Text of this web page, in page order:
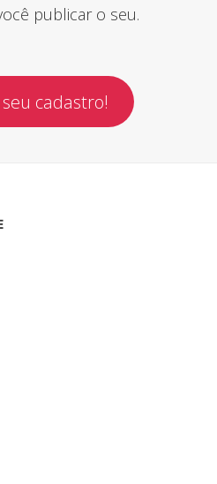
publicar o seu.
seu cadastro!